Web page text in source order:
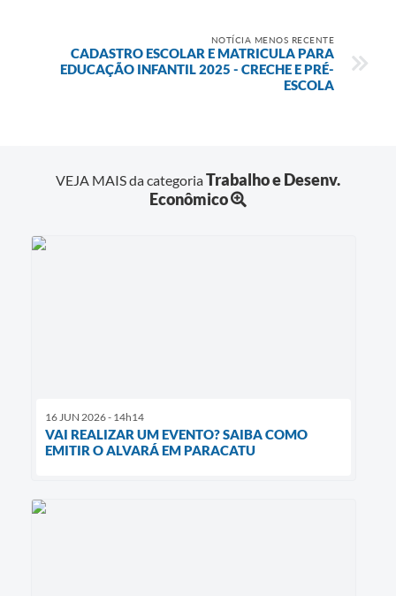
NOTÍCIA MENOS RECENTE
CADASTRO ESCOLAR E MATRICULA PARA
EDUCAÇÃO INFANTIL 2025 - CRECHE E PRÉ-
ESCOLA
VEJA MAIS da categoriaTrabalho e Desenv.
Econômico
16 JUN 2026 - 14h14
VAI REALIZAR UM EVENTO? SAIBA COMO
EMITIR O ALVARÁ EM PARACATU